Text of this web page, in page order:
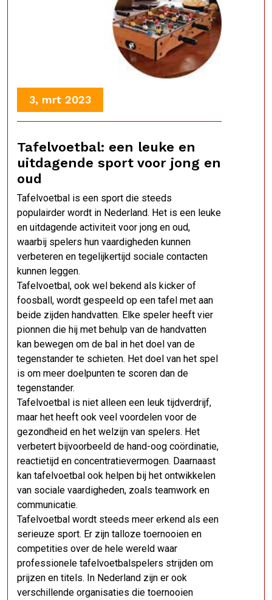
3, mrt 2023
Tafelvoetbal: een leuke en
uitdagende sport voor jong en
oud
Tafelvoetbal is een sport die steeds
populairder wordt in Nederland. Het is een leuke
en uitdagende activiteit voor jong en oud,
waarbij spelers hun vaardigheden kunnen
verbeteren en tegelijkertijd sociale contacten
kunnen leggen.
Tafelvoetbal, ook wel bekend als kicker of
foosball, wordt gespeeld op een tafel met aan
beide zijden handvatten. Elke speler heeft vier
pionnen die hij met behulp van de handvatten
kan bewegen om de bal in het doel van de
tegenstander te schieten. Het doel van het spel
is om meer doelpunten te scoren dan de
tegenstander.
Tafelvoetbal is niet alleen een leuk tijdverdrijf,
maar het heeft ook veel voordelen voor de
gezondheid en het welzijn van spelers. Het
verbetert bijvoorbeeld de hand-oog coördinatie,
reactietijd en concentratievermogen. Daarnaast
kan tafelvoetbal ook helpen bij het ontwikkelen
van sociale vaardigheden, zoals teamwork en
communicatie.
Tafelvoetbal wordt steeds meer erkend als een
serieuze sport. Er zijn talloze toernooien en
competities over de hele wereld waar
professionele tafelvoetbalspelers strijden om
prijzen en titels. In Nederland zijn er ook
verschillende organisaties die toernooien